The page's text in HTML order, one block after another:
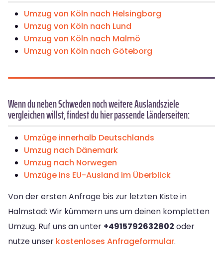
Umzug von Köln nach Helsingborg
Umzug von Köln nach Lund
Umzug von Köln nach Malmö
Umzug von Köln nach Göteborg
Wenn du neben Schweden noch weitere Auslandsziele
vergleichen willst, findest du hier passende Länderseiten:
Umzüge innerhalb Deutschlands
Umzug nach Dänemark
Umzug nach Norwegen
Umzüge ins EU-Ausland im Überblick
Von der ersten Anfrage bis zur letzten Kiste in
Halmstad: Wir kümmern uns um deinen kompletten
Umzug. Ruf uns an unter +4915792632802 oder
nutze unser kostenloses Anfrageformular.